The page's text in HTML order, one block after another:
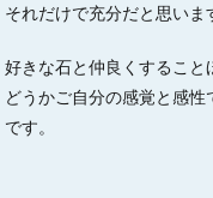
それだけで充分だと思いま
好きな石と仲良くすること
どうかご自分の感覚と感
です。